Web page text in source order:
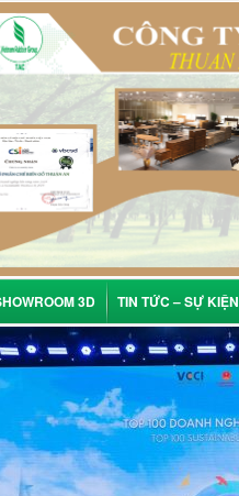
3D TIN TỨC – SỰ KIỆN